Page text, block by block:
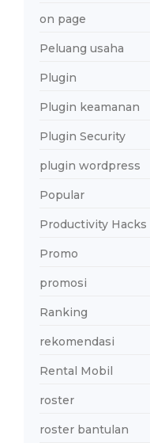
on page
Peluang usaha
Plugin
Plugin keamanan
Plugin Security
plugin wordpress
Popular
Productivity Hacks
Promo
promosi
Ranking
rekomendasi
Rental Mobil
roster
roster bantulan